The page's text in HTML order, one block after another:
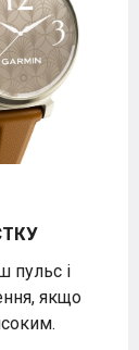
пульс і
якщо